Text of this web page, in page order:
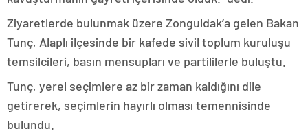
Ziyaretlerde bulunmak üzere Zonguldak’a gelen Bakan
Tunç, Alaplı ilçesinde bir kafede sivil toplum kuruluşu
temsilcileri, basın mensupları ve partililerle buluştu.
Tunç, yerel seçimlere az bir zaman kaldığını dile
getirerek, seçimlerin hayırlı olması temennisinde
bulundu.